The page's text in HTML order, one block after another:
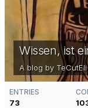
Wissen, ist
A blog by
ENTRIES
73